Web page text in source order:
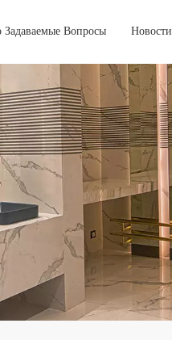
Задаваемые Вопросы Новости